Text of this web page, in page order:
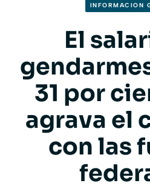
INFORMACION
El
31 por
agrava el
con las